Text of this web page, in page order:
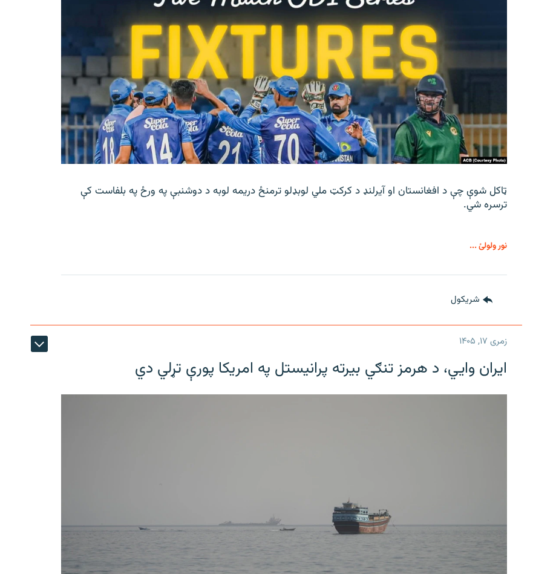
ټاکل شوې چې د افغانستان او آیرلنډ د کرکټ ملي لوبډلو ترمنځ دریمه لوبه د دوشنبې په ورځ په بلفاست کې
ترسره شي.
نور ولولئ ...
شريکول
زمری ۱۷, ۱۴۰۵
ایران وایي، د هرمز تنګي بیرته پرانیستل په امریکا پورې تړلي دي